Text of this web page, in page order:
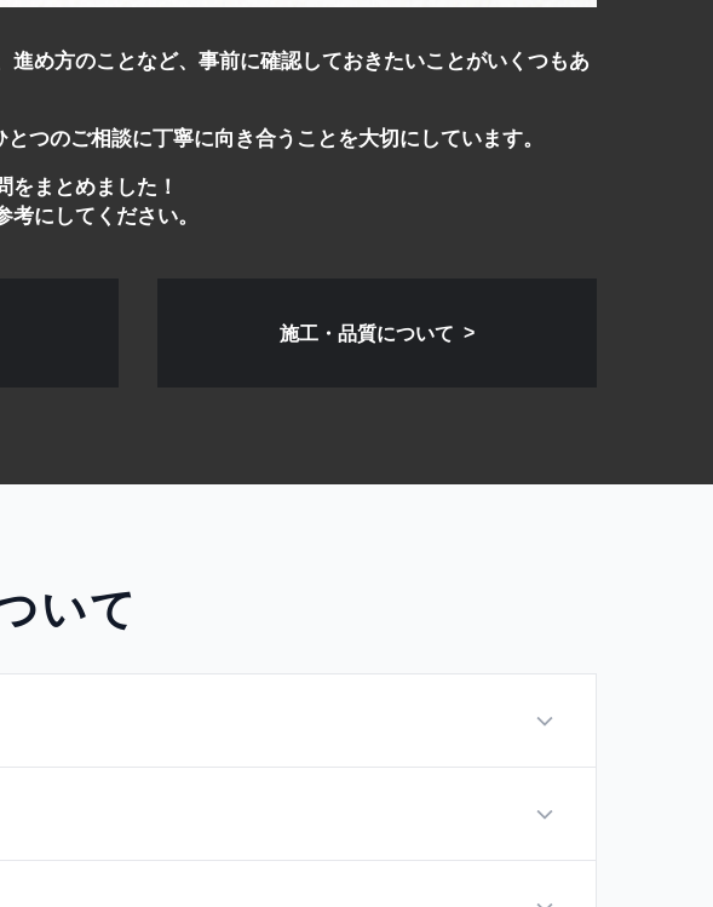
め方のことなど、事前に確認しておきたいことがいくつもあ
のご相談に丁寧に向き合うことを大切にしています。
まとめました！
にしてください。
施工・品質について
いて